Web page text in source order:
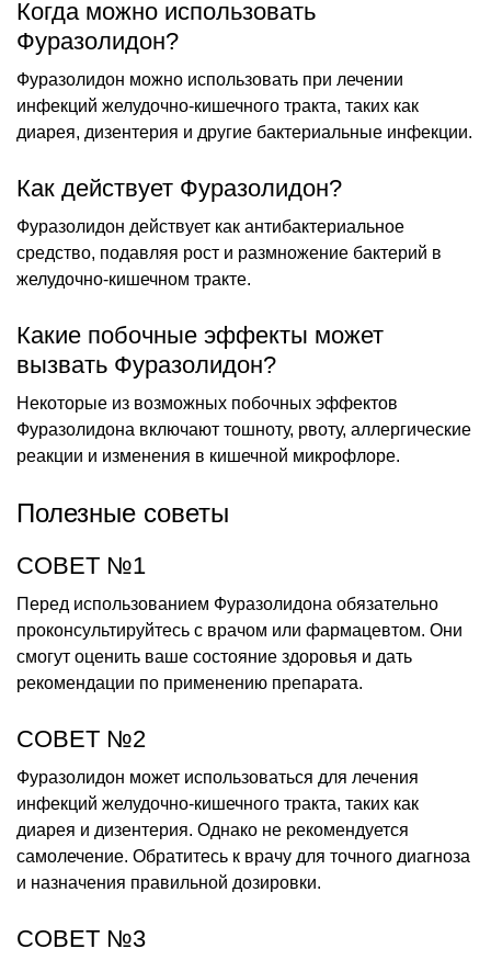
Когда можно использовать
Фуразолидон?
Фуразолидон можно использовать при лечении
инфекций желудочно-кишечного тракта, таких как
диарея, дизентерия и другие бактериальные инфекции.
Как действует Фуразолидон?
Фуразолидон действует как антибактериальное
средство, подавляя рост и размножение бактерий в
желудочно-кишечном тракте.
Какие побочные эффекты может
вызвать Фуразолидон?
Некоторые из возможных побочных эффектов
Фуразолидона включают тошноту, рвоту, аллергические
реакции и изменения в кишечной микрофлоре.
Полезные советы
СОВЕТ №1
Перед использованием Фуразолидона обязательно
проконсультируйтесь с врачом или фармацевтом. Они
смогут оценить ваше состояние здоровья и дать
рекомендации по применению препарата.
СОВЕТ №2
Фуразолидон может использоваться для лечения
инфекций желудочно-кишечного тракта, таких как
диарея и дизентерия. Однако не рекомендуется
самолечение. Обратитесь к врачу для точного диагноза
и назначения правильной дозировки.
СОВЕТ №3